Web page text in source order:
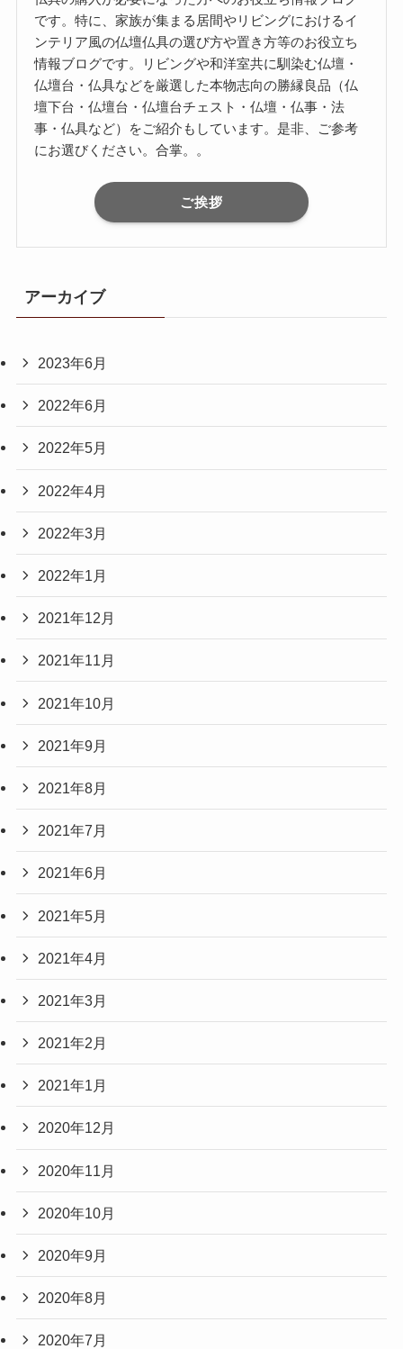
です。特に、家族が集まる居間やリビングにおけるイ
ンテリア風の仏壇仏具の選び方や置き方等のお役立ち
情報ブログです。リビングや和洋室共に馴染む仏壇・
仏壇台・仏具などを厳選した本物志向の勝縁良品（仏
壇下台・仏壇台・仏壇台チェスト・仏壇・仏事・法
事・仏具など）をご紹介もしています。是非、ご参考
にお選びください。合掌。。
ご挨拶
アーカイブ
2023年6月
2022年6月
2022年5月
2022年4月
2022年3月
2022年1月
2021年12月
2021年11月
2021年10月
2021年9月
2021年8月
2021年7月
2021年6月
2021年5月
2021年4月
2021年3月
2021年2月
2021年1月
2020年12月
2020年11月
2020年10月
2020年9月
2020年8月
2020年7月